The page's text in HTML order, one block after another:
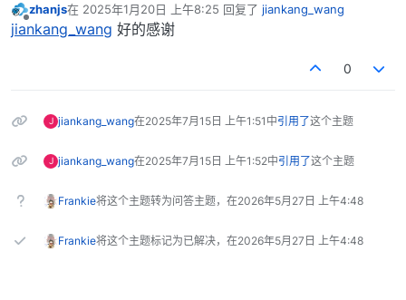
离线
zhanjs在 2025年1月20日 上午8:25 回复了 jiankang_wang
最后由 编辑
jiankang_wang 好的感谢
0
J jiankang_wang在2025年7月15日 上午1:51 中引用了这个主题
J jiankang_wang在2025年7月15日 上午1:52中引用了这个主题
Frankie将这个主题转为问答主题，在2026年5月27日 上午4:48
Frankie将这个主题标记为已解决，在2026年5月27日 上午4:48